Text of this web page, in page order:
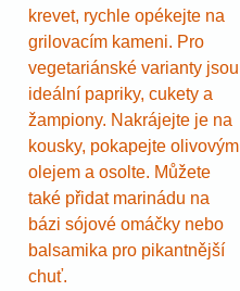
krevet, rychle opékejte na
grilovacím kameni. Pro
vegetariánské varianty jsou
ideální papriky, cukety a
žampiony. Nakrájejte je na
kousky, pokapejte olivovým
olejem a osolte. Můžete
také přidat marinádu na
bázi sójové omáčky nebo
balsamika pro pikantnější
chuť.